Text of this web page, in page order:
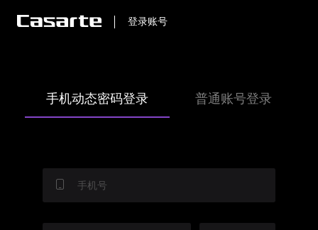
登录账号
手机动态密码登录 普通账号登录